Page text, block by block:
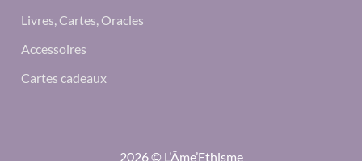
Livres, Cartes, Oracles
Accessoires
Cartes cadeaux
2026 © L’Âme’Ethisme